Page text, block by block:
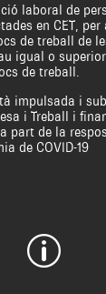
laboral de
en CET, per
de treball de
igual o
de treball.
impulsada i
i Treball i
part de la
de COVID-19
p